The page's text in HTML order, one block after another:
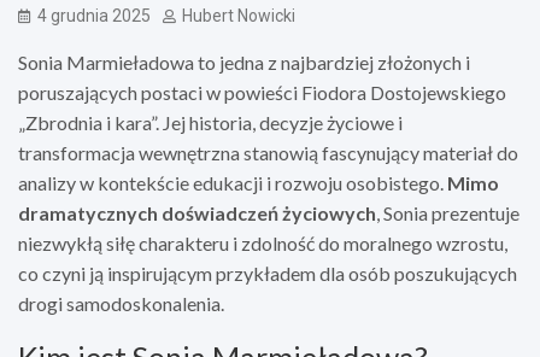
4 grudnia 2025 Hubert Nowicki
Sonia Marmieładowa to jedna z najbardziej złożonych i
poruszających postaci w powieści Fiodora Dostojewskiego
„Zbrodnia i kara”. Jej historia, decyzje życiowe i
transformacja wewnętrzna stanowią fascynujący materiał do
analizy w kontekście edukacji i rozwoju osobistego. Mimo
dramatycznych doświadczeń życiowych , Sonia prezentuje
niezwykłą siłę charakteru i zdolność do moralnego wzrostu,
co czyni ją inspirującym przykładem dla osób poszukujących
drogi samodoskonalenia.